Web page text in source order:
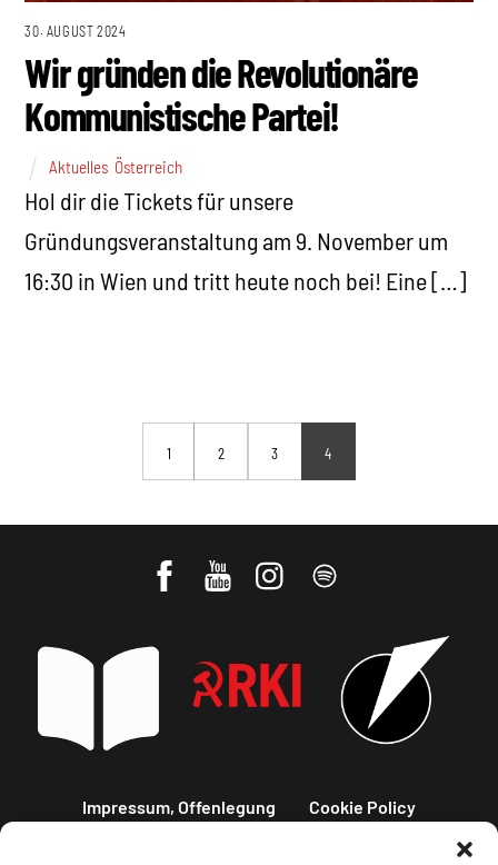
30. AUGUST 2024
Wir gründen die Revolutionäre
Kommunistische Partei!
Aktuelles Österreich
Hol dir die Tickets für unsere
Gründungsveranstaltung am 9. November um
16:30 in Wien und tritt heute noch bei! Eine […]
1 2 3 4
Impressum, Offenlegung Cookie Policy